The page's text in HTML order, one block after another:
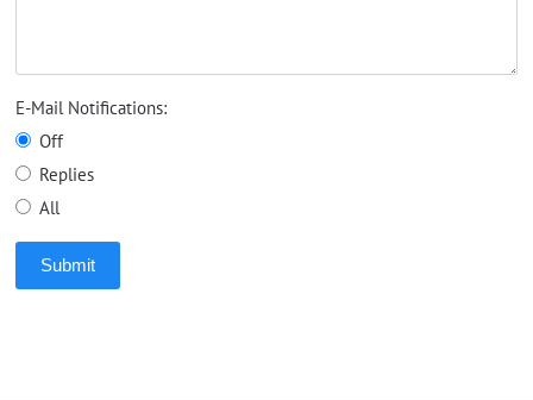
E-Mail Notifications:
Off
Replies
All
Submit